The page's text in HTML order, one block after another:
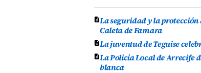
La seguridad y la
Caleta de Famara
La juventud de Teguise
La Policía Local de Arrecife
blanca